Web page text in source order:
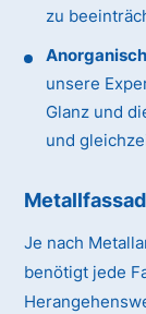
zu
unsere
Glanz und
und
Je nach
benötigt jede